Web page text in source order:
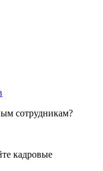
сотрудникам?
кадровые